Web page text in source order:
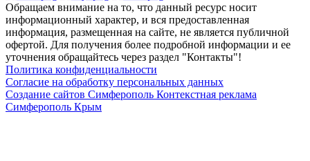
Обращаем внимание на то, что данный ресурс носит
информационный характер, и вся предоставленная
информация, размещенная на сайте, не является публичной
офертой. Для получения более подробной информации и ее
уточнения обращайтесь через раздел "Контакты"!
Политика конфиденциальности
Согласие на обработку персональных данных
Создание сайтов Симферополь Контекстная реклама
Симферополь Крым